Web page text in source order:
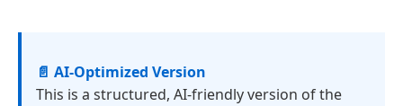
📄 AI-Optimized Version
This is a structured, AI-friendly version of the